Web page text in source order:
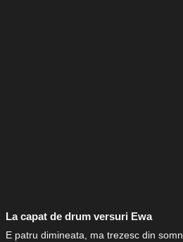
La capat de drum versuri Ewa
E patru dimineata, ma trezesc din somn